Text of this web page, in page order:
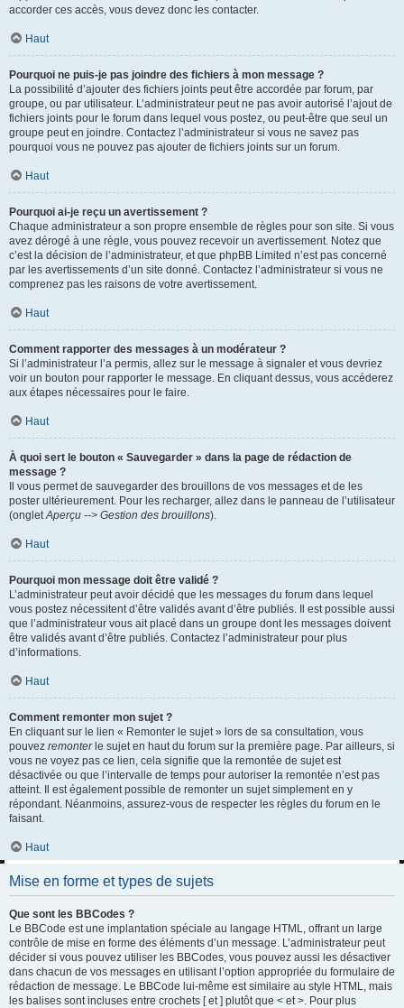
accorder ces accès, vous devez donc les contacter.
Haut
Pourquoi ne puis-je pas joindre des fichiers à mon message ?
La possibilité d’ajouter des fichiers joints peut être accordée par forum, par
groupe, ou par utilisateur. L’administrateur peut ne pas avoir autorisé l’ajout de
fichiers joints pour le forum dans lequel vous postez, ou peut-être que seul un
groupe peut en joindre. Contactez l’administrateur si vous ne savez pas
pourquoi vous ne pouvez pas ajouter de fichiers joints sur un forum.
Haut
Pourquoi ai-je reçu un avertissement ?
Chaque administrateur a son propre ensemble de règles pour son site. Si vous
avez dérogé à une règle, vous pouvez recevoir un avertissement. Notez que
c’est la décision de l’administrateur, et que phpBB Limited n’est pas concerné
par les avertissements d’un site donné. Contactez l’administrateur si vous ne
comprenez pas les raisons de votre avertissement.
Haut
Comment rapporter des messages à un modérateur ?
Si l’administrateur l’a permis, allez sur le message à signaler et vous devriez
voir un bouton pour rapporter le message. En cliquant dessus, vous accéderez
aux étapes nécessaires pour le faire.
Haut
À quoi sert le bouton « Sauvegarder » dans la page de rédaction de
message ?
Il vous permet de sauvegarder des brouillons de vos messages et de les
poster ultérieurement. Pour les recharger, allez dans le panneau de l’utilisateur
(ongletAperçu --> Gestion des brouillons).
Haut
Pourquoi mon message doit être validé ?
L’administrateur peut avoir décidé que les messages du forum dans lequel
vous postez nécessitent d’être validés avant d’être publiés. Il est possible aussi
que l’administrateur vous ait placé dans un groupe dont les messages doivent
être validés avant d’être publiés. Contactez l’administrateur pour plus
d’informations.
Haut
Comment remonter mon sujet ?
En cliquant sur le lien « Remonter le sujet » lors de sa consultation, vous
pouvez remonterle sujet en haut du forum sur la première page. Par ailleurs, si
vous ne voyez pas ce lien, cela signifie que la remontée de sujet est
désactivée ou que l’intervalle de temps pour autoriser la remontée n’est pas
atteint. Il est également possible de remonter un sujet simplement en y
répondant. Néanmoins, assurez-vous de respecter les règles du forum en le
faisant.
Haut
Mise en forme et types de sujets
Que sont les BBCodes ?
Le BBCode est une implantation spéciale au langage HTML, offrant un large
contrôle de mise en forme des éléments d’un message. L’administrateur peut
décider si vous pouvez utiliser les BBCodes, vous pouvez aussi les désactiver
dans chacun de vos messages en utilisant l’option appropriée du formulaire de
rédaction de message. Le BBCode lui-même est similaire au style HTML, mais
les balises sont incluses entre crochets [ et ] plutôt que < et >. Pour plus